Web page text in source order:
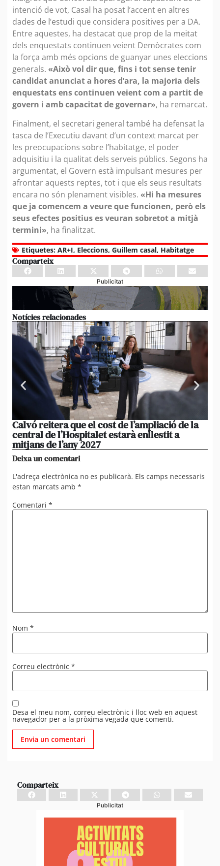
intenció de vot, Casal ha posat l’accent en altres
dades de l’estudi que considera positives per a DA.
Entre aquestes, ha destacat que prop de la meitat
dels enquestats continuen veient Demòcrates com
la força amb més opcions de guanyar unes eleccions
generals. «Això vol dir que, fins i tot sense tenir
candidat anunciat a hores d’ara, la majoria dels
enquestats ens continuen veient com a partit de
govern i amb capacitat de governar», ha remarcat.
Finalment, el secretari general també ha defensat la
tasca de l’Executiu davant d’un context marcat per
les preocupacions sobre l’habitatge, el poder
adquisitiu i la qualitat dels serveis públics. Segons ha
argumentat, el Govern està impulsant mesures per
afrontar aquests reptes, tot i que els seus resultats
encara no són plenament visibles. «Hi ha mesures
que ja comencem a veure que funcionen, però els
seus efectes positius es veuran sobretot a mitjà
termini», ha finalitzat.
Etiquetes: AR+I, Eleccions, Guillem casal, Habitatge
Comparteix
Publicitat
Notícies relacionades
Calvó reitera que el cost de l’ampliació de la
central de l’Hospitalet estarà enllestit a
mitjans de l’any 2027
Deixa un comentari
L'adreça electrònica no es publicarà. Els camps necessaris
estan marcats amb *
Comentari *
Nom *
Correu electrònic *
Desa el meu nom, correu electrònic i lloc web en aquest
navegador per a la pròxima vegada que comenti.
Comparteix
Publicitat